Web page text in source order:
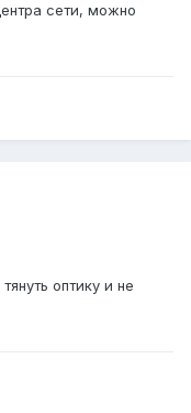
сети, можно
оптику и не